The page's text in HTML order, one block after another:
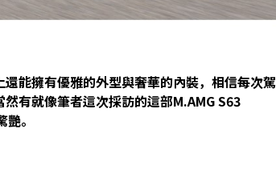
能擁有優雅的外型與奢華的內裝，相信每次駕
有就像筆者這次採訪的這部M.AMG S63
。